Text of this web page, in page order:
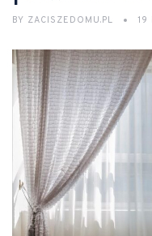
BY ZACISZEDOMU.PL 19